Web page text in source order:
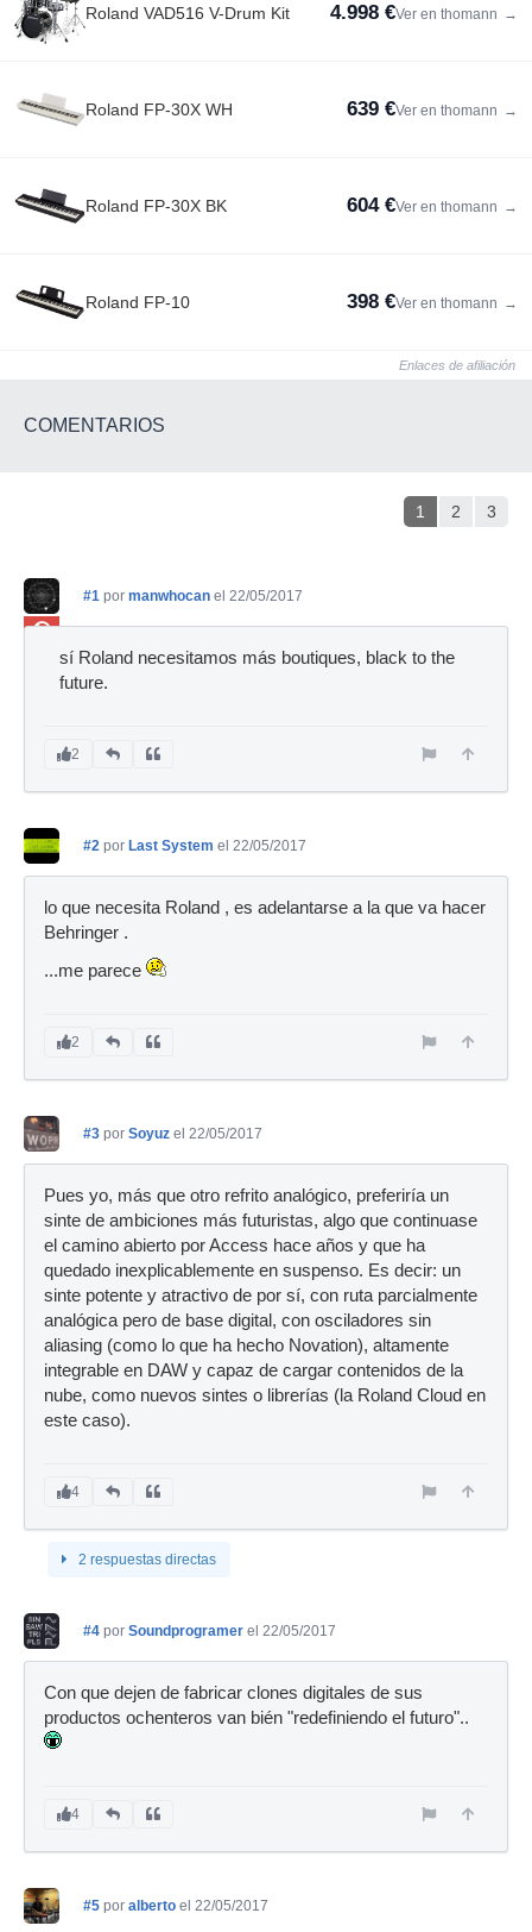
Roland VAD516 V-Drum Kit 4.998 €Ver en thomann →
Roland FP-30X WH 639 €Ver en thomann →
Roland FP-30X BK 604 €Ver en thomann →
Roland FP-10 398 €Ver en thomann →
Enlaces de afiliación
COMENTARIOS
1 2 3
Ban
#1 por manwhocan el 22/05/2017
sí Roland necesitamos más boutiques, black to the
future.
2
#2 por Last System el 22/05/2017
lo que necesita Roland , es adelantarse a la que va hacer
Behringer .
...me parece
2
#3 por Soyuz el 22/05/2017
Pues yo, más que otro refrito analógico, preferiría un
sinte de ambiciones más futuristas, algo que continuase
el camino abierto por Access hace años y que ha
quedado inexplicablemente en suspenso. Es decir: un
sinte potente y atractivo de por sí, con ruta parcialmente
analógica pero de base digital, con osciladores sin
aliasing (como lo que ha hecho Novation), altamente
integrable en DAW y capaz de cargar contenidos de la
nube, como nuevos sintes o librerías (la Roland Cloud en
este caso).
4
2 respuestas directas
#4 por Soundprogramer el 22/05/2017
Con que dejen de fabricar clones digitales de sus
productos ochenteros van bién "redefiniendo el futuro"..
4
#5 por alberto el 22/05/2017